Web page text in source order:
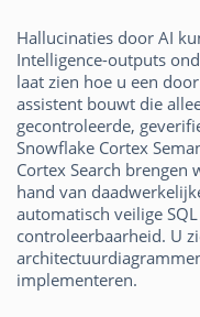
Hallucinaties door AI
Intelligence-outputs
laat zien hoe u een
assistent bouwt die
gecontroleerde,
Snowflake Cortex
Cortex Search brengen
hand van
automatisch veilige
controleerbaarheid. U
implementeren.